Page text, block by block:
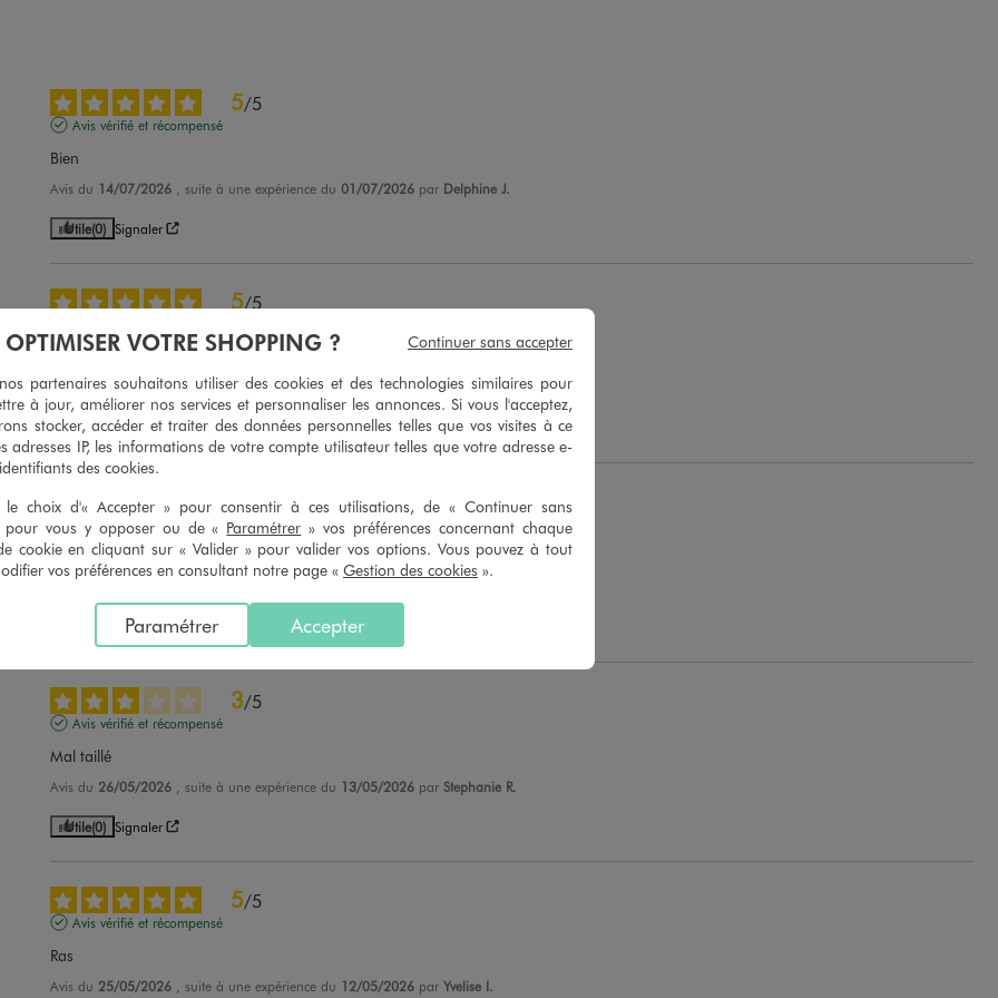
5/5
Avis vérifié et récompensé
Bien
Avis du 14/07/2026 , suite à une expérience du 01/07/2026 par Delphine J.
Utile(0) Signaler
5/5
parfait , très fluide agréable à porter
Avis du16/06/2026 , suite à une expérience du01/06/2026 parCecile P.
Utile (0) Signaler
5/5
Avis vérifié et récompensé
Bonne tenue
Signaler
3/5
Avis vérifié et récompensé
Mal taillé
Avis du 26/05/2026 , suite à une expérience du 13/05/2026 par Stephanie R.
Utile(0) Signaler
5/5
Avis vérifié et récompensé
Ras
Avis du 25/05/2026 , suite à une expérience du 12/05/2026 par Yvelise I.
OPTIMISER VOTRE SHOPPING ?
partenaires souhaitons utiliser des cookies et des technologies similaires pour
à jour, améliorer nos services et personnaliser les annonces. Si vous l'acceptez,
stocker, accéder et traiter des données personnelles telles que vos visites à ce
adresses IP, les informations de votre compte utilisateur telles que votre adresse e-
des cookies.
le choix d'« Accepter » pour consentir à ces utilisations, de « Continuer sans
pour vous y opposer ou de « Paramétrer » vos préférences concernant chaque
cookie en cliquant sur « Valider » pour valider vos options. Vous pouvez à tout
vos préférences en consultant notre page « Gestion des cookies ».
Accepter
Paramétrer
Continuer sans accepter